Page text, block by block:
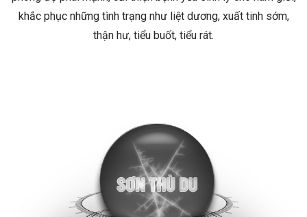
khắc phục những tình trạng như liệt dương, xuất tinh sớm,
thận hư, tiểu buốt, tiểu rát.